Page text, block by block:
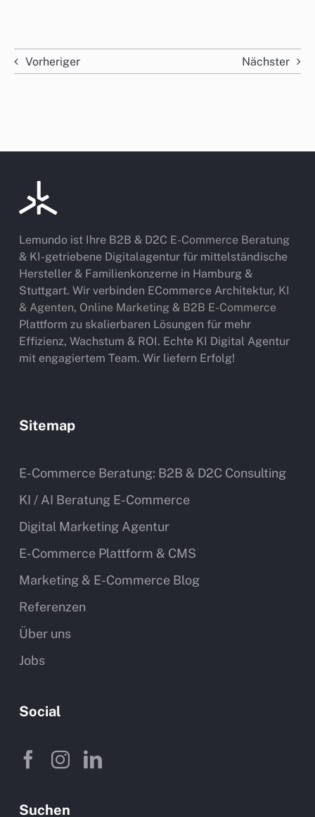
Vorheriger Nächster
Lemundo ist Ihre B2B & D2C E-Commerce Beratung
& KI-getriebene Digitalagentur für mittelständische
Hersteller & Familienkonzerne in Hamburg &
Stuttgart. Wir verbinden ECommerce Architektur, KI
& Agenten, Online Marketing& B2B E-Commerce
Plattform zu skalierbaren Lösungen für mehr
Effizienz, Wachstum & ROI. Echte KI Digital Agentur
mit engagiertem Team. Wir liefern Erfolg!
Sitemap
E-Commerce Beratung: B2B & D2C Consulting
KI / AI Beratung E-Commerce
Digital Marketing Agentur
E-Commerce Plattform & CMS
Marketing & E-Commerce Blog
Referenzen
Über uns
Jobs
Social
Suchen